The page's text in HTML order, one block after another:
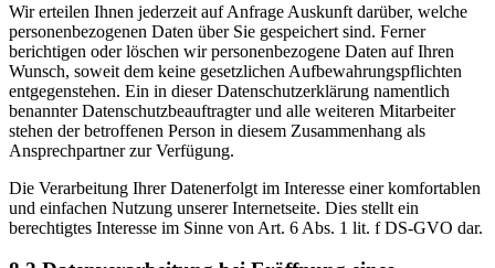
Wir erteilen Ihnen jederzeit auf Anfrage Auskunft darüber, welche
personenbezogenen Daten über Sie gespeichert sind. Ferner
berichtigen oder löschen wir personenbezogene Daten auf Ihren
Wunsch, soweit dem keine gesetzlichen Aufbewahrungspflichten
entgegenstehen. Ein in dieser Datenschutzerklärung namentlich
benannter Datenschutzbeauftragter und alle weiteren Mitarbeiter
stehen der betroffenen Person in diesem Zusammenhang als
Ansprechpartner zur Verfügung.
Die Verarbeitung Ihrer Datenerfolgt im Interesse einer komfortablen
und einfachen Nutzung unserer Internetseite. Dies stellt ein
berechtigtes Interesse im Sinne von Art. 6 Abs. 1 lit. f DS-GVO dar.